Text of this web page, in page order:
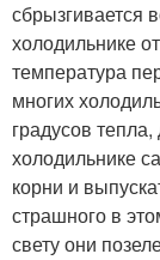
сбрызгивается
холодильнике
температура
многих
градусов
холодильнике
корни и
страшного в
свету они